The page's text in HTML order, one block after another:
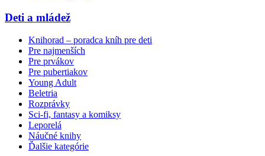
Deti a mládež
Knihorad – poradca kníh pre deti
Pre najmenších
Pre prvákov
Pre pubertiakov
Young Adult
Beletria
Rozprávky
Sci-fi, fantasy a komiksy
Leporelá
Náučné knihy
Ďalšie kategórie